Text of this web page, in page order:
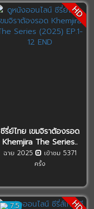
HD
ซีรี่ย์ไทย เขมจิราต้องรอด
Khemjira The Series..
ฉาย 2025
เข้าชม 5371
ครั้ง
7.5